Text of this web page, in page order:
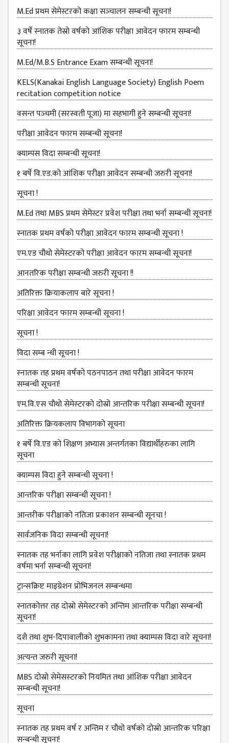
OTHER
COMMITTEE &
CELL
EXAMINATION
MANAGEMENT
COMMITTEE
LIBRARY
MANAGEMENT
COMMITTEE
COMPUTER
MANAGEMENT
CELL
PRACTICE
TEACHING
MANAGEMENT
CELL
DEPARTMENT
ECA
DEPARTMENT
NEPALI
DEPARTMENT
ENGLISH
DEPARTMENT
HUMANITIES &
SOCIAL
SCIENCE
DEPARTMENT
EDUCATION
DEPARTMENT
MANAGEMENT
DEPARTMENT
FACULTY
MEMBERS
TEACHING
STAFFS
NON
TEACHING
STAFFS
COURSES
BACHELOR
MANAGEMENT(BBS)
EDUCATION(B.ED)
HUMANITIES (BA)
MASTER
EDUCATION(M.ED)
MANAGEMENT
(MBS)
ACADEMIC
M.Ed प्रथम सेमेस्टरको कक्षा सञ्‍चालन सम्बन्धी सूचना!
३ वर्षे स्नातक तेस्रो वर्षको आंशिक परीक्षा आवेदन फारम सम्बन्धी
सूचना!
M.Ed/M.B.S Entrance Exam सम्बन्धी सूचना!
KELS(Kanakai English Language Society) English Poem
recitation competition notice
वसन्त पञ्‍चमी (सरस्वती पूजा) मा सहभागी हुने सम्बन्धी सूचना!
परीक्षा आवेदन फारम सम्बन्धी सूचना!
क्याम्पस विदा सम्बन्धी सूचना!
१ बर्षे वि.एड.को आंशिक परीक्षा आवेदन सम्बन्धी जरुरी सूचना!
सूचना !
M.Ed तथा MBS प्रथम सेमेस्टर प्रवेश परीक्षा तथा भर्ना सम्बन्धी सूचना!
स्नातक प्रथम वर्षको परीक्षा आवेदन फारम सम्बन्धी सूचना !
एम.एड चौथो सेमेस्‍टरको परीक्षा आवेदन फारम सम्बन्धी सूचना!
आनतरिक परीक्षा सम्बन्धी जरुरी सूचना !!
अतिरिक्त क्रियाकलाप बारे सूचना !
परिक्षा आवेदन फारम सम्बन्धी सूचना !
सूचना !
विदा सम्ब न्धी सूचना !
स्‍नातक तह प्रथम वर्षको पठनपाठन तथा परीक्षा आवेदन फारम
सम्बन्धी सूचना!
एम.वि.एस चौथो सेमेस्‍टरको दोस्रो आन्तरिक परीक्षा सम्बन्धी सूचना!
अतिरिक्त क्रियकलाप विभागको सूचना
१ बर्षे वि.एड को शिक्षण अभ्यास अन्तर्गतका विद्यार्थीहरुका लागि
सूचना
क्याम्पस विदा हुने सम्बन्धी सूचना !
आन्‍तरिक परीक्षा सम्बन्धी सूचना !
आन्तरीक परीक्षाको नतिजा प्रकाशन सम्बन्धी सूनचा !
सार्वजनिक विदा सम्बन्धी सूचना!
स्नातक तह भर्नाका लागि प्रवेश परीक्षाको नतिजा तथा स्नातक प्रथम
वर्षमा भर्ना सम्बन्धी सूचना!
ट्रान्सक्रिप्ट माइग्रेशन प्रोभिजनल सम्बन्धमा
स्नातकोत्तर तह दोस्रो सेमेस्टरको अन्तिम आन्तरिक परीक्षा सम्बन्धी
सूचना!
दशै तथा शुभ-दिपावालीको शुभकामना तथा क्याम्पस विदा वारे सूचना!
अत्‍यन्‍त जरुरी सूचना!
MBS दोस्रो सेमेसस्‍टरको नियमित तथा आंशिक परीक्षा आवेदन
सम्‍बन्धी सूचना!
सूचना
स्‍नातक तह प्रथम वर्ष र अन्तिम र चौथो वर्षको दोस्रो आन्‍तरिक परिक्षा
सन्बन्धी सूचना!